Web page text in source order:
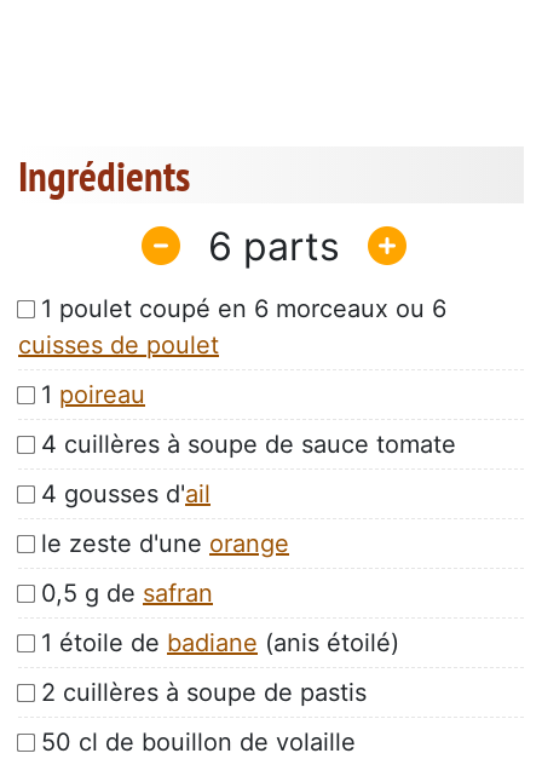
Ingrédients
6
1 poulet coupé en 6 morceaux ou 6
cuisses de poulet
1 poireau
4 cuillères à soupe de sauce tomate
4 gousses d'ail
le zeste d'une orange
0,5 g de safran
1 étoile de badiane (anis étoilé)
2 cuillères à soupe de pastis
50 cl de bouillon de volaille